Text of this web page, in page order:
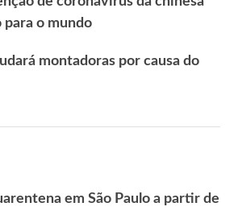
para o mundo
montadoras por causa do
em São Paulo a partir de